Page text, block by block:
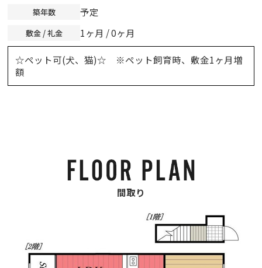
築年数 予定
敷金 / 礼金 1ヶ月 / 0ヶ月
☆ペット可(犬、猫)☆ ※ペット飼育時、敷金1ヶ月増
額
間取り